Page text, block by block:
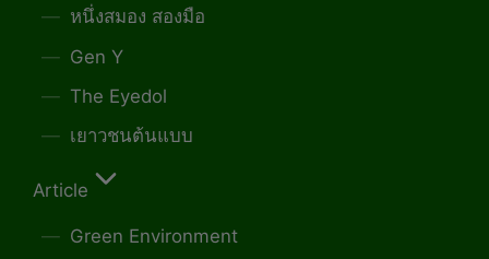
หนึ่งสมอง สองมือ
Gen Y
The Eyedol
เยาวชนต้นแบบ
Article
Green Environment